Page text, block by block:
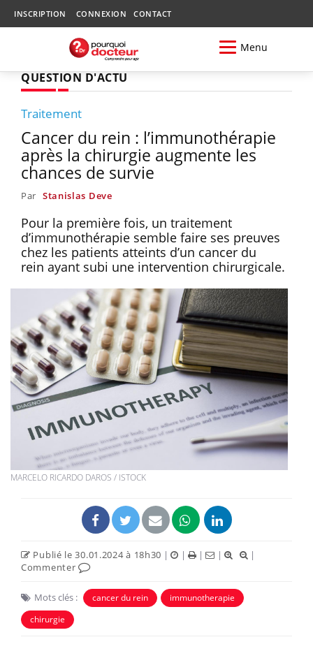
INSCRIPTION CONNEXION CONTACT
Menu
QUESTION D'ACTU
Traitement
Cancer du rein : l’immunothérapie
après la chirurgie augmente les
chances de survie
Par Stanislas Deve
Pour la première fois, un traitement
d’immunothérapie semble faire ses preuves
chez les patients atteints d’un cancer du
rein ayant subi une intervention chirurgicale.
MARCELO RICARDO DAROS / ISTOCK
Publié le 30.01.2024 à 18h30 | | | |
|
Commenter
Mots clés : cancer du rein
immunotherapie
chirurgie